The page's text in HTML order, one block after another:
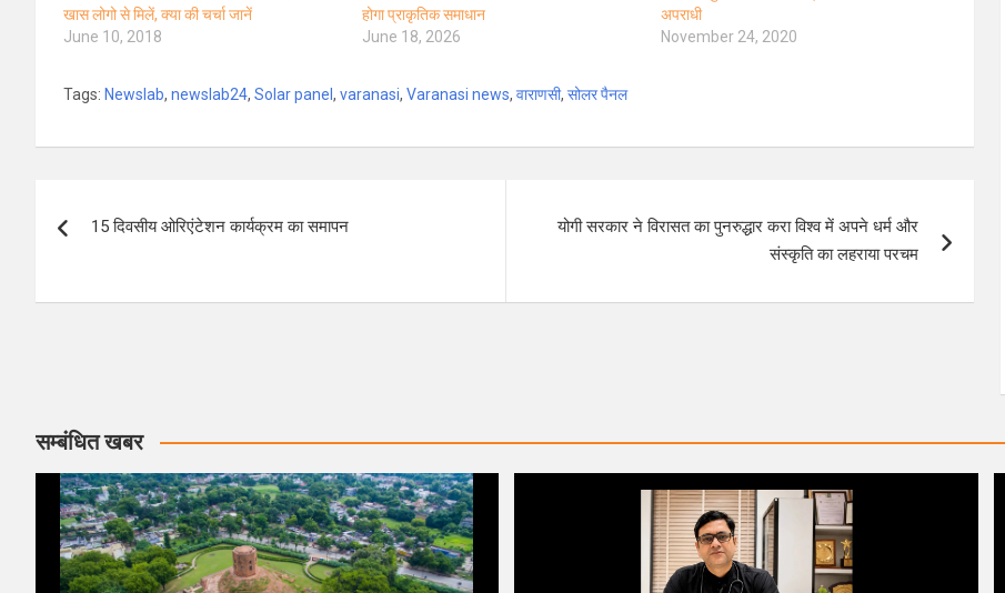
खास लोगो से मिलें, क्या की चर्चा जानें
June 10, 2018
होगा प्राकृतिक समाधान
June 18, 2026
अपराधी
November 24, 2020
Tags: Newslab, newslab24, Solar panel , varanasi, Varanasi news, वाराणसी, सोलर पैनल
navigation
15 दिवसीय ओरिएंटेशन कार्यक्रम का समापन
योगी सरकार ने विरासत का पुनरुद्धार करा विश्व में अपने धर्म और
संस्कृति का लहराया परचम
सम्बंधित खबर